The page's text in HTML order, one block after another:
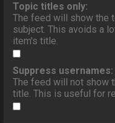
Topic titles only:
The feed will show the
subject. This avoids a
item's title.
Suppress usernames:
The feed will not show
title. This is useful for